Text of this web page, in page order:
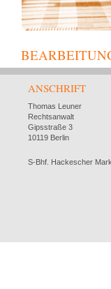
ANSCHRIFT
Thomas Leuner
Rechtsanwalt
Gipsstraße 3
10119 Berlin
S-Bhf. Hackescher